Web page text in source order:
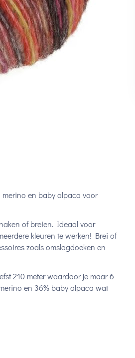
merino en baby alpaca voor
of breien. Ideaal voor
kleuren te werken! Brei of
zoals omslagdoeken en
210 meter waardoor je maar 6
en 36% baby alpaca wat